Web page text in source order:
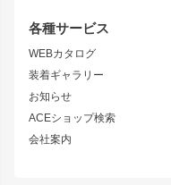
各種サービス
WEBカタログ
装着ギャラリー
お知らせ
ACEショップ検索
会社案内
S14 シルビア 後期
S13 シルビア
180SX
シルエイティ
スズキ
リアウイング
ジムニーパーツ
ホイール
MUD-S7
MUD-SR7